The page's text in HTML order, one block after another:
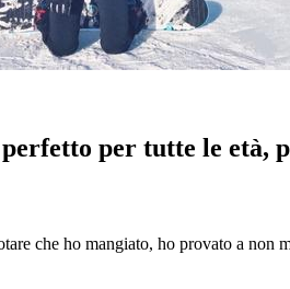
per tutte le età,
che ho mangiato, ho provato a